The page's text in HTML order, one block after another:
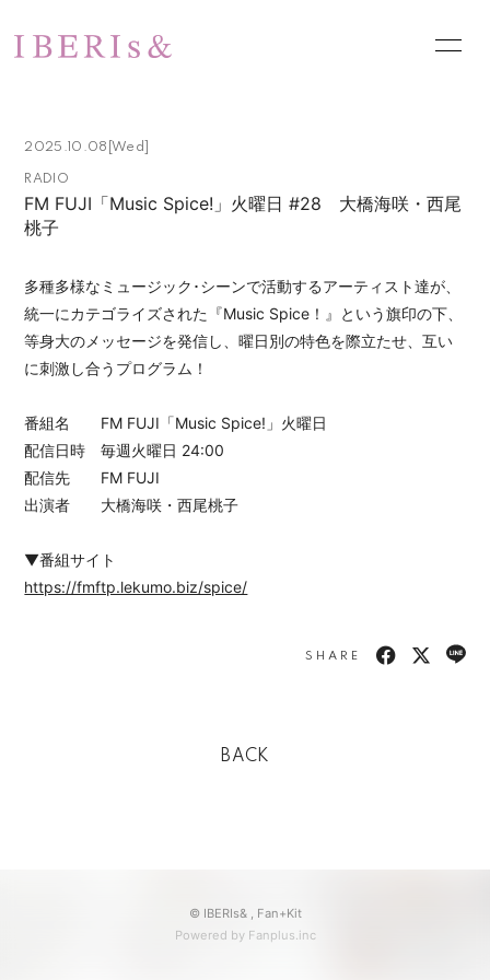
SCHEDULE
VIDEO DISCOGRAPHY
2025.10.08 [Wed]
RADIO
FM FUJI「Music Spice!」火曜日 #28 大橋海咲・西尾
桃子
多種多様なミュージック･シーンで活動するアーティスト達が、
統一にカテゴライズされた『Music Spice！』という旗印の下、
等身大のメッセージを発信し、曜日別の特色を際立たせ、互い
に刺激し合うプログラム！
番組名 FM FUJI「Music Spice!」火曜日
配信日時 毎週火曜日 24:00
配信先 FM FUJI
出演者 大橋海咲・西尾桃子
▼番組サイト
https://fmftp.lekumo.biz/spice/
SHARE
BACK
© IBERIs& , Fan+Kit
Powered by Fanplus.inc